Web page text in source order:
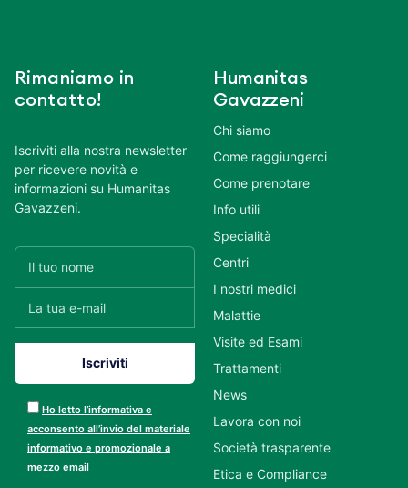
Rimaniamo in
contatto!
Iscriviti alla nostra newsletter
per ricevere novità e
informazioni su Humanitas
Gavazzeni.
Ho letto l’informativa e
acconsento all’invio del materiale
informativo e promozionale a
mezzo email
Humanitas
Gavazzeni
Chi siamo
Come raggiungerci
Come prenotare
Info utili
Specialità
Centri
I nostri medici
Malattie
Visite ed Esami
Trattamenti
News
Lavora con noi
Società trasparente
Etica e Compliance